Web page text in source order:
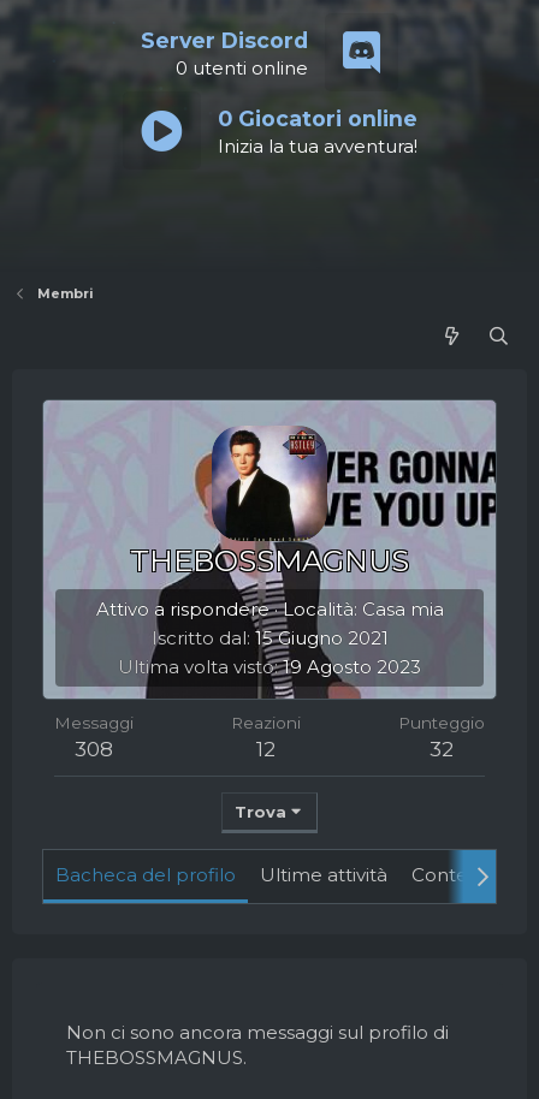
Server Discord
0 utenti online
0Giocatori online
Inizia la tua avventura!
Membri
THEBOSSMAGNUS
Attivo a rispondere ·Località: Casa mia
Iscritto dal 15 Giugno 2021
Ultima volta visto 19 Agosto 2023
Messaggi
308
Reazioni
12
Punteggio
32
Trova
Bacheca del profilo Ultime attività Contenuto
Non ci sono ancora messaggi sul profilo di
THEBOSSMAGNUS.